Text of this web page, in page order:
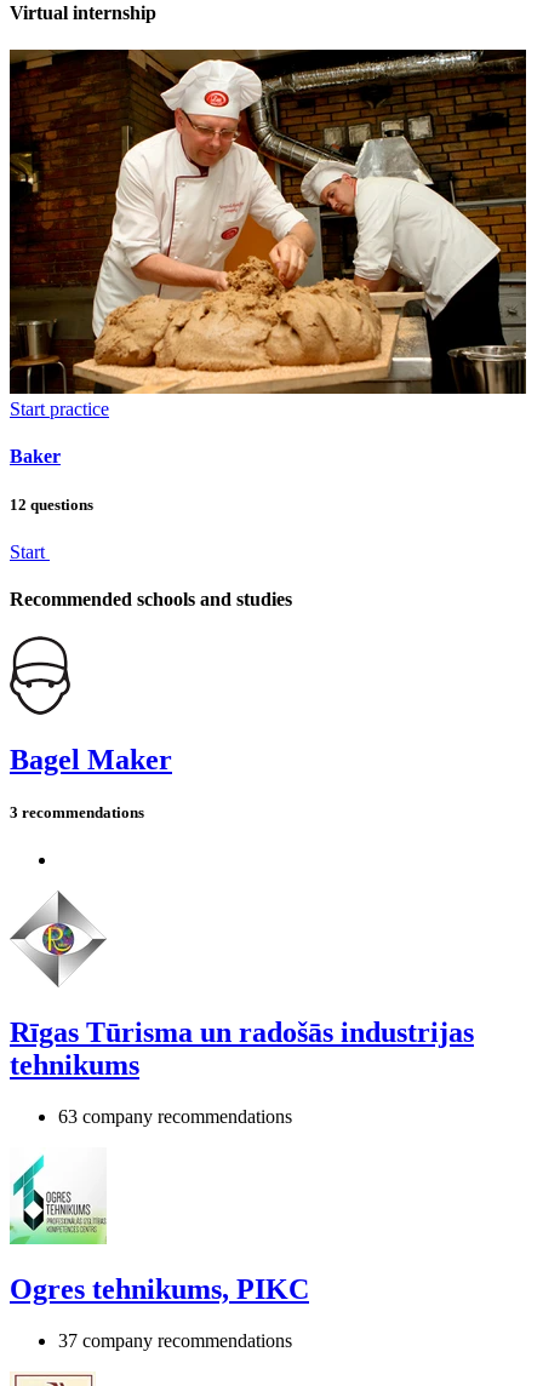
Virtual internship
Start practice
Baker
12 questions
Start
Recommended schools and studies
Bagel Maker
3 recommendations
Rīgas Tūrisma un radošās industrijas
tehnikums
63 company recommendations
Ogres tehnikums, PIKC
37 company recommendations